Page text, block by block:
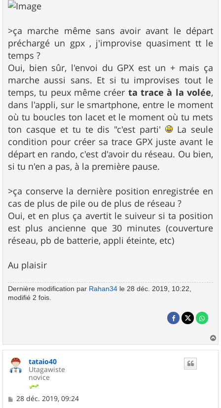
>ça marche même sans avoir avant le départ
préchargé un gpx , j'improvise quasiment tt le
temps ?
Oui, bien sûr, l'envoi du GPX est un + mais ça
marche aussi sans. Et si tu improvises tout le
temps, tu peux même créer ta trace à la volée,
dans l'appli, sur le smartphone, entre le moment
où tu boucles ton lacet et le moment où tu mets
ton casque et tu te dis "c'est parti'
La seule
condition pour créer sa trace GPX juste avant le
départ en rando, c'est d'avoir du réseau. Ou bien,
si tu n'en a pas, à la première pause.
>ça conserve la dernière position enregistrée en
cas de plus de pile ou de plus de réseau ?
Oui, et en plus ça avertit le suiveur si ta position
est plus ancienne que 30 minutes (couverture
réseau, pb de batterie, appli éteinte, etc)
Au plaisir
Dernière modification par Rahan34 le 28 déc. 2019, 10:22,
modifié 2 fois.
a
tataio40
Utagawiste
novice
M
28 déc. 2019, 09:24